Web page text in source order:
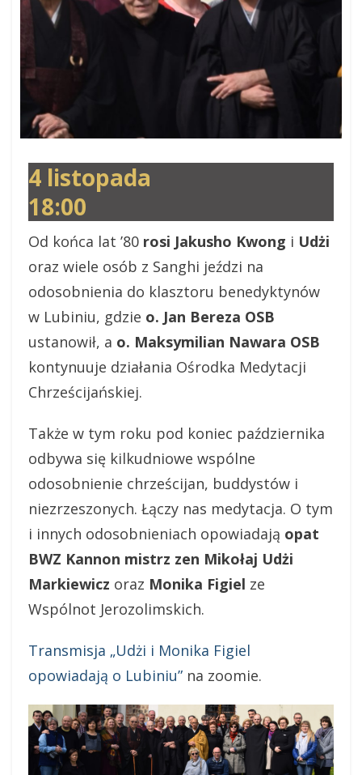
4 listopada
18:00
Od końca lat ’80 rosi Jakusho Kwong i Udżi
oraz wiele osób z Sanghi jeździ na
odosobnienia do klasztoru benedyktynów
w Lubiniu, gdzie o. Jan Bereza OSB
ustanowił, a o. Maksymilian Nawara OSB
kontynuuje działania Ośrodka Medytacji
Chrześcijańskiej.
Także w tym roku pod koniec października
odbywa się kilkudniowe wspólne
odosobnienie chrześcijan, buddystów i
niezrzeszonych. Łączy nas medytacja. O tym
i innych odosobnieniach opowiadają opat
BWZ Kannon mistrz zen Mikołaj Udżi
Markiewicz oraz Monika Figiel ze
Wspólnot Jerozolimskich.
Transmisja „Udżi i Monika Figiel
opowiadają o Lubiniu” na zoomie.